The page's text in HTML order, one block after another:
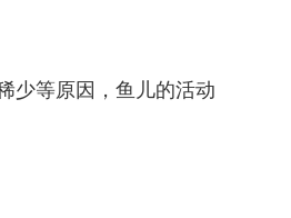
少等原因，鱼儿的活动